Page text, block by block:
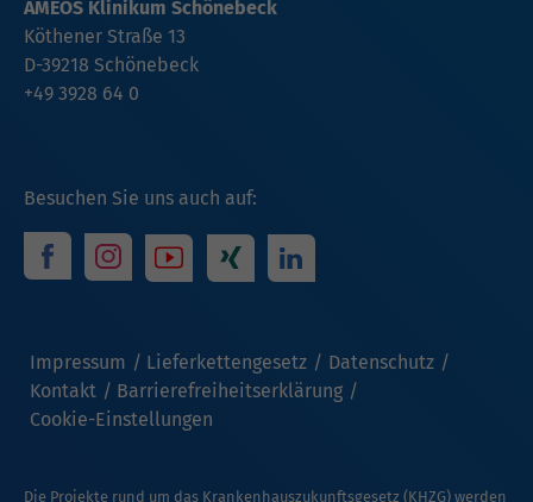
Besuchen Sie uns auch auf:
Impressum Lieferkettengesetz
Datenschutz
Kontakt
Barrierefreiheitserklärung
Cookie-Einstellungen
AMEOS Klinikum Schönebeck
Köthener Straße 13
D-39218 Schönebeck
+49 3928 64 0
Die Projekte rund um das Krankenhauszukunftsgesetz (KHZG) werden